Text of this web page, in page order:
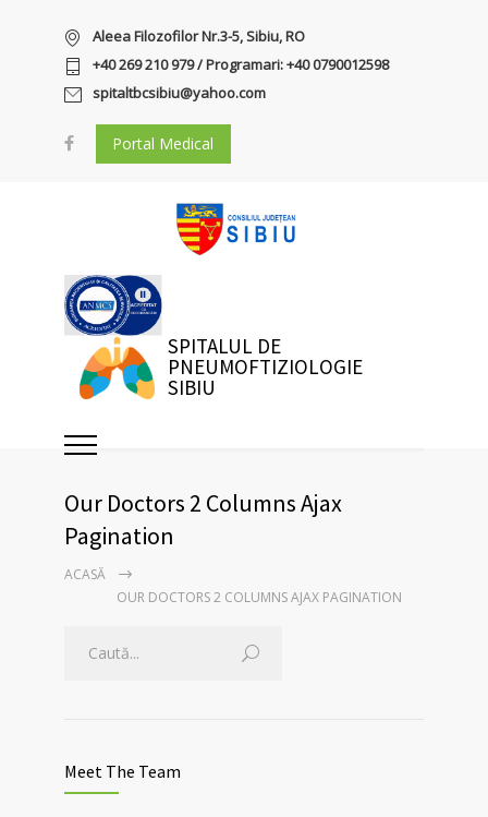
Aleea Filozofilor Nr.3-5, Sibiu, RO
+40 269 210 979 / Programari: +40 0790012598
spitaltbcsibiu@yahoo.com
Portal Medical
SPITALUL DE
PNEUMOFTIZIOLOGIE
SIBIU
Our Doctors 2 Columns Ajax
Pagination
ACASĂ
OUR DOCTORS 2 COLUMNS AJAX PAGINATION
Meet The Team